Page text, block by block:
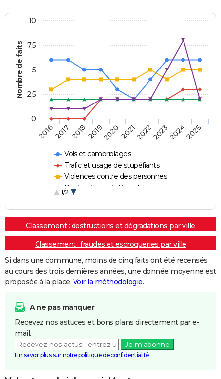
Nombre de faits
Vols et cambriolages
Trafic et usage de stupéfiants
Violences contre des personnes
Destructions et dégradations
1/2
20162017 20182019202020212022202320242025
0
2,5
5
7,5
10
Classement : destructions et dégradations par ville
Classement : fraudes et escroqueries par ville
Si dans une commune, moins de cinq faits ont été recensés
au cours des trois dernières années, une donnée moyenne est
proposée à la place. Voir la méthodologie.
A ne pas manquer
Recevez nos astuces et bons plans directement par e-
mail.
Je m'abonne
En savoir plus sur notre politique de confidentialité